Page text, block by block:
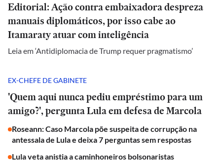
Editorial: Ação contra embaixadora despreza
manuais diplomáticos, por isso cabe ao
Itamaraty atuar com inteligência
Leia em ‘Antidiplomacia de Trump requer pragmatismo’
EX-CHEFE DE GABINETE
'Quem aqui nunca pediu empréstimo para um
amigo?', pergunta Lula em defesa de Marcola
Roseann: Caso Marcola põe suspeita de corrupção na
antessala de Lula e deixa 7 perguntas sem respostas
Lula veta anistia a caminhoneiros bolsonaristas